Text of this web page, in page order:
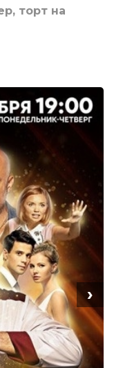
торт на
›